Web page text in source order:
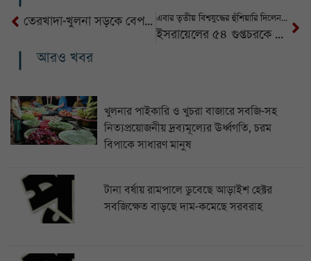
তেরখাদা-খুলনা সড়কে বেপরোয়াভাবে যানবাহন, ঘটছে অহরহ দুর্ঘটনা এবার তৃতীয় বিশ্বযুদ্ধের হুঁশিয়ারি দিলেন রাশিয়া
ইসরায়েলের ৫৪ গুপ্তচরকে গ্রেপ্তারের দাবি ইরানের
আরও খবর
খুলনার পাইকারি ও খুচরা বাজারে সবজি-সহ
নিত্যপ্রয়োজনীয় দ্রব্যমূল্যের ঊর্ধ্বগতি, চরম
বিপাকে সাধারণ মানুষ
টানা বর্ষায় রামপালে ডুবেছে আড়াইশ হেক্টর
সবজিক্ষেত বাড়ছে দাম-কমেছে সরবরাহ